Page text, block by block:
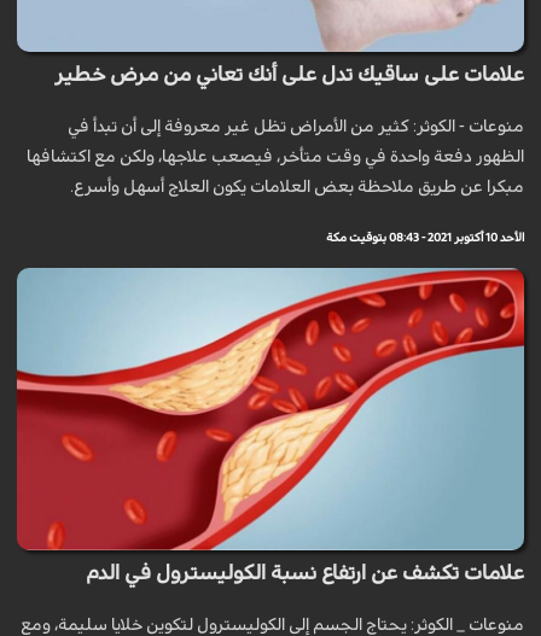
علامات على ساقيك تدل على أنك تعاني من مرض خطير
منوعات - الكوثر: كثير من الأمراض تظل غير معروفة إلى أن تبدأ في
الظهور دفعة واحدة في وقت متأخر، فيصعب علاجها، ولكن مع اكتشافها
مبكرا عن طريق ملاحظة بعض العلامات يكون العلاج أسهل وأسرع.
الأحد 10 أكتوبر 2021 - 08:43 بتوقيت مكة
علامات تكشف عن ارتفاع نسبة الكوليسترول في الدم
منوعات _ الكوثر: يحتاج الجسم إلى الكوليسترول لتكوين خلايا سليمة، ومع